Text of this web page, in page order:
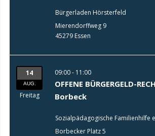
Bürgerladen Hörsterfeld
Mierendorffweg 9
45279 Essen
14
AUG.
Freitag
09:00 - 11:00
OFFENE BÜRGERGELD-
Borbeck
Sozialpädagogische Familienhilfe
Borbecker Platz 5